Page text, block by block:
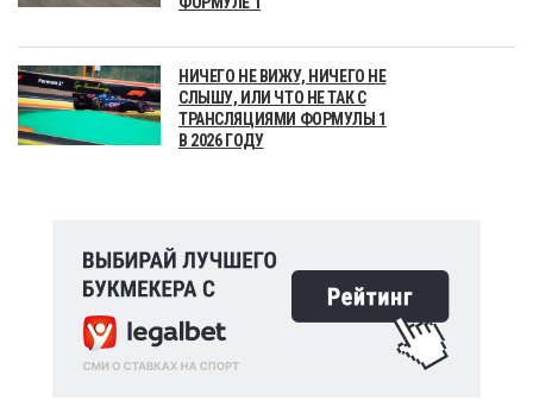
НИЧЕГО НЕ ВИЖУ, НИЧЕГО НЕ
СЛЫШУ, ИЛИ ЧТО НЕ ТАК С
ТРАНСЛЯЦИЯМИ ФОРМУЛЫ 1
В 2026 ГОДУ